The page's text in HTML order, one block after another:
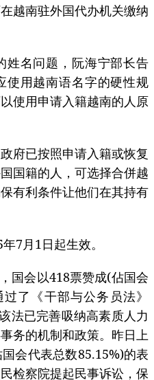
越南驻外国代办机关缴纳
名问题，阮海宁部长告
使用越南语名字的硬性规
使用申请入籍越南的人原
已按照申请入籍或恢复
国籍的人，可选择合併越
有利条件让他们在其持有
月1日起生效。
会以418票赞成(佔国会
了《干部与公务员法》
法已完善吸纳高素质人力
务的机制和政策。昨日上
会代表总数85.15%)的表
检察院提起民事诉讼，保